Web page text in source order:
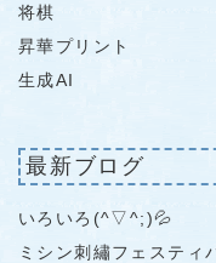
将棋
昇華プリント
生成AI
最新ブログ
いろいろ(^▽^;)💦
ミシン刺繡フェスティ